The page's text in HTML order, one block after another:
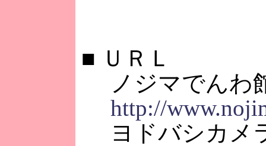
■ ＵＲＬ
ノジマでんわ
http://
ヨドバシカメ